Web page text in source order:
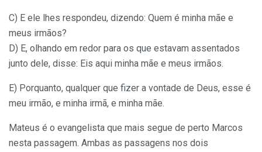
C) E ele lhes respondeu, dizendo: Quem é minha mãe e
meus irmãos?
D) E, olhando em redor para os que estavam assentados
junto dele, disse: Eis aqui minha mãe e meus irmãos.
E) Porquanto, qualquer que fizer a vontade de Deus, esse é
meu irmão, e minha irmã, e minha mãe.
Mateus é o evangelista que mais segue de perto Marcos
nesta passagem. Ambas as passagens nos dois